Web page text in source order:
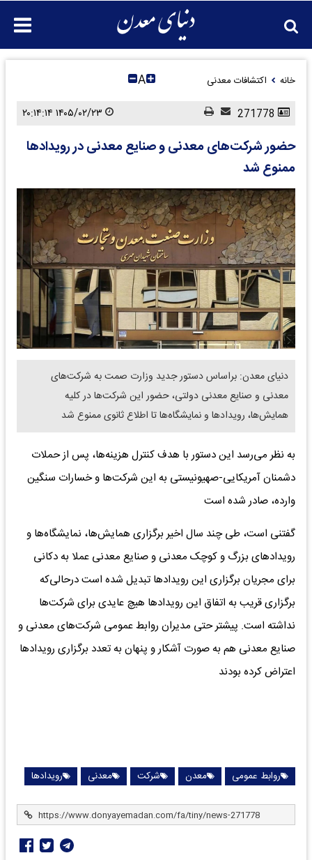
خانه اکتشافات معدنی A
حضور شرکت‌های معدنی و صنایع معدنی در رویدادها
ممنوع شد
دنیای معدن: براساس دستور جدید وزارت صمت به شرکت‌های
معدنی و صنایع معدنی دولتی، حضور این شرکت‌ها در کلیه
همایش‌ها، رویدادها و نمایشگاه‌ها تا اطلاع ثانوی ممنوع شد
به نظر می‌رسد این دستور با هدف کنترل هزینه‌ها، پس از حملات
دشمنان آمریکایی-صهیونیستی به این شرکت‌ها و خسارات سنگین
وارده، صادر شده است
گفتنی است، طی چند سال اخیر برگزاری همایش‌ها، نمایشگاه‌ها و
رویدادهای بزرگ و کوچک معدنی و صنایع معدنی عملا به دکانی
برای مجریان برگزاری این رویدادها تبدیل شده است درحالی‌که
برگزاری قریب به اتفاق این رویدادها هیچ عایدی برای شرکت‌ها
نداشته است. پیشتر حتی مدیران روابط عمومی شرکت‌های معدنی و
صنایع معدنی هم به صورت آشکار و پنهان به تعدد برگزاری رویدادها
اعتراض کرده بودند
روابط عمومی معدن شرکت معدنی رویدادها